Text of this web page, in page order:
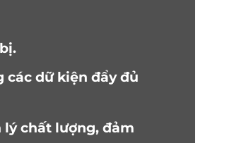
dữ kiện đẩy đủ
chất lượng, đảm